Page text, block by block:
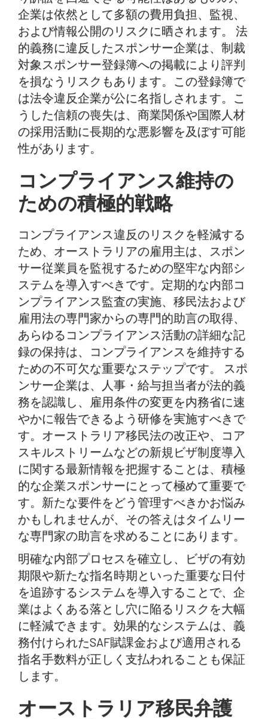
企業は依然として多額の費用負担、監視、
および情報公開のリスクに晒されます。 法
的義務に違反したスポンサー企業は、制裁
対象スポンサー登録簿への掲載により評判
を損なうリスクもあります。この登録簿で
は法令違反企業が公に名指しされます。こ
うした信頼の喪失は、商業関係や国際人材
の採用活動に長期的な悪影響を及ぼす可能
性があります。
コンプライアンス維持の
ための積極的戦略
コンプライアンス違反のリスクを軽減する
ため、オーストラリアの雇用主は、スポン
サー従業員を監視するための堅牢な内部シ
ステムを導入すべきです。定期的な内部コ
ンプライアンス監査の実施、移民法および
雇用法の専門家からの専門的助言の取得、
あらゆるコンプライアンス活動の詳細な記
録の保持は、コンプライアンスを維持する
ための不可欠な重要なステップです。 スポ
ンサー企業は、人事・給与担当者が法的義
務を認識し、雇用条件の変更を内務省に速
やかに報告できるよう研修を実施すべきで
す。オーストラリア移民法の改正や、コア
スキルストリームなどの新規ビザ制度導入
に関する最新情報を把握することは、積極
的な企業スポンサーにとって極めて重要で
す。新たな要件をどう管理すべきかお悩み
かもしれませんが、その答えはタイムリー
な専門家の助言を求めることにあります。
明確な内部プロセスを確立し、ビザの有効
期限や新たな指名時期といった重要な日付
を追跡するシステムを導入することで、企
業はよくある落とし穴に陥るリスクを大幅
に軽減できます。効果的なシステムは、義
務付けられたSAF賦課金および適用される
指名手数料が正しく支払われることも保証
します。
オーストラリア移民弁護